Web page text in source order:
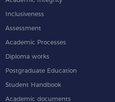
Inclusiveness
Assessment
Academic Processes
Diploma works
Postgraduate Education
Student Handbook
Academic documents